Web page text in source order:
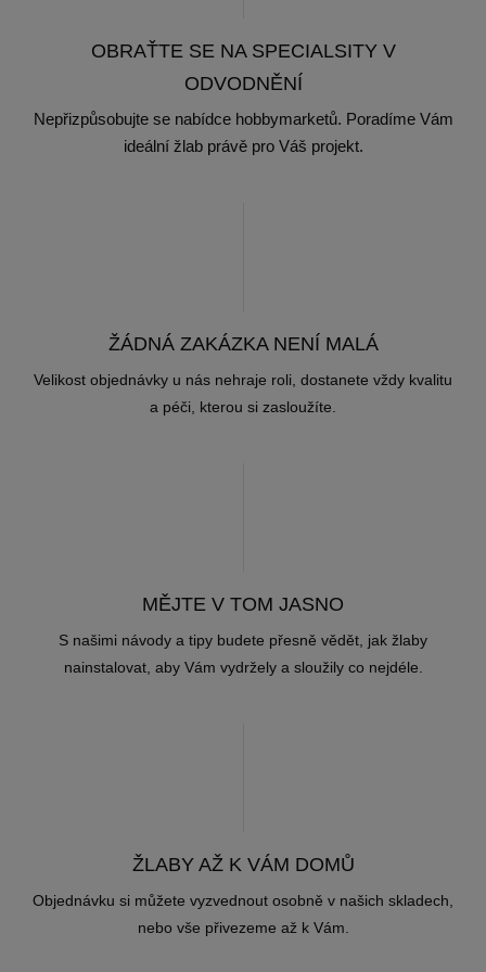
OBRAŤTE SE NA SPECIALSITY V
ODVODNĚNÍ
Nepřizpůsobujte se nabídce hobbymarketů. Poradíme Vám
ideální žlab právě pro Váš projekt.
ŽÁDNÁ ZAKÁZKA NENÍ MALÁ
Velikost objednávky u nás nehraje roli, dostanete vždy kvalitu
a péči, kterou si zasloužíte.
MĚJTE V TOM JASNO
S našimi návody a tipy budete přesně vědět, jak žlaby
nainstalovat, aby Vám vydržely a sloužily co nejdéle.
ŽLABY AŽ K VÁM DOMŮ
Objednávku si můžete vyzvednout osobně v našich skladech,
nebo vše přivezeme až k Vám.